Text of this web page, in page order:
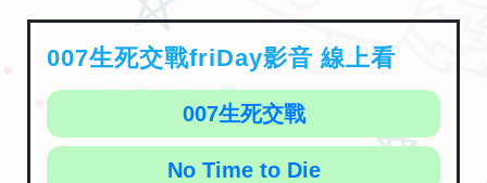
007生死交戰friDay影音 線上看
007生死交戰
No Time to Die